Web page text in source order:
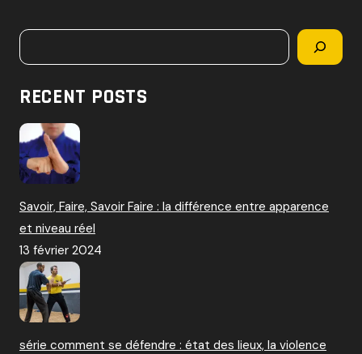
r
Rechercher
RECENT POSTS
Savoir, Faire, Savoir Faire : la différence entre apparence
et niveau réel
13 février 2024
série comment se défendre : état des lieux, la violence